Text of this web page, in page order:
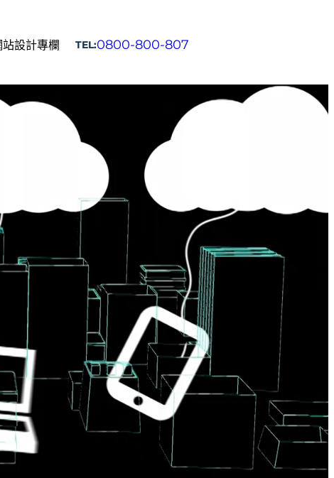
站設計專欄 TEL:0800-800-807